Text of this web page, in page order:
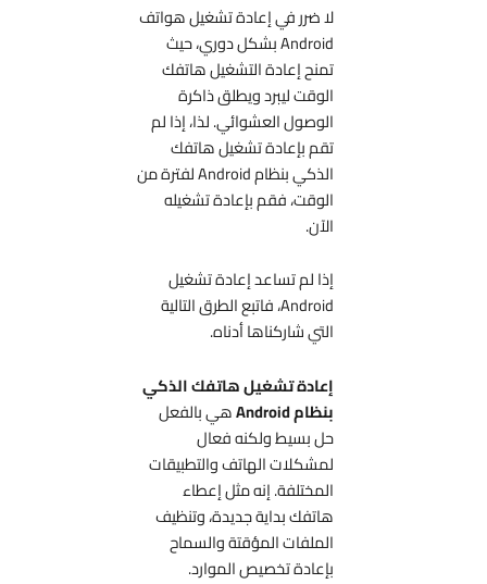
لا ضرر في إعادة تشغيل هواتف
Android بشكل دوري، حيث
تمنح إعادة التشغيل هاتفك
الوقت ليبرد ويطلق ذاكرة
الوصول العشوائي. لذا، إذا لم
تقم بإعادة تشغيل هاتفك
الذكي بنظام Android لفترة من
الوقت، فقم بإعادة تشغيله
إذا لم تساعد إعادة تشغيل
Android، فاتبع الطرق التالية
التي شاركناها أدناه.
إعادة تشغيل هاتفك الذكي
هي بالفعل
حل بسيط ولكنه فعال
لمشكلات الهاتف والتطبيقات
المختلفة. إنه مثل إعطاء
هاتفك بداية جديدة، وتنظيف
الملفات المؤقتة والسماح
بإعادة تخصيص الموارد.